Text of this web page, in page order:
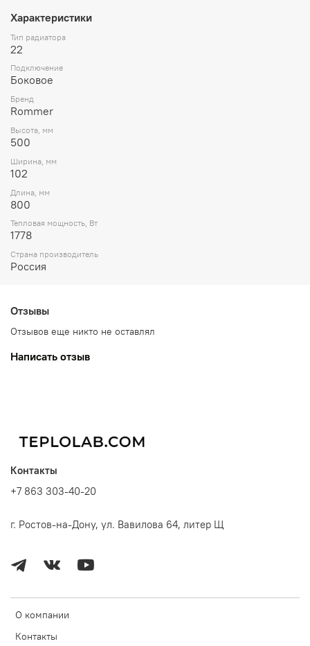
Характеристики
Тип радиатора
22
Подключение
Боковое
Бренд
Rommer
Высота, мм
500
Ширина, мм
102
Длина, мм
800
Тепловая мощность, Вт
1778
Страна производитель
Россия
Отзывы
Отзывов еще никто не оставлял
Написать отзыв
О компании
Контакты
Контакты
+7 863 303-40-20
г. Ростов-на-Дону, ул. Вавилова 64, литер Щ